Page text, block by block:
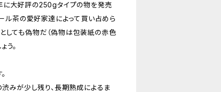
大好評の250gタイプの物を発売
ル茶の愛好家達によって買い占めら
しても偽物だ（偽物は包装紙の赤色
う。
みが少し残り、長期熟成によるま